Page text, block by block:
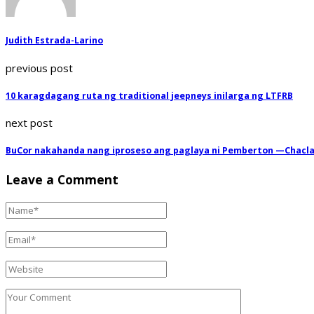
Judith Estrada-Larino
previous post
10 karagdagang ruta ng traditional jeepneys inilarga ng LTFRB
next post
BuCor nakahanda nang iproseso ang paglaya ni Pemberton
Leave a Comment